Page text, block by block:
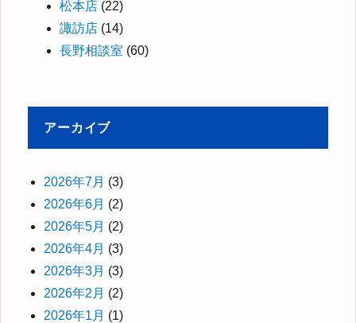
松本店 (22)
諏訪店 (14)
長野相談室 (60)
アーカイブ
2026年7月 (3)
2026年6月 (2)
2026年5月 (2)
2026年4月 (3)
2026年3月 (3)
2026年2月 (2)
2026年1月 (1)